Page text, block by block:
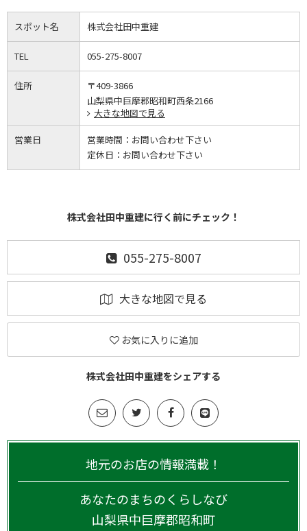
スポット名 株式会社田中重建
TEL 055-275-8007
住所
〒409-3866
山梨県中巨摩郡昭和町西条2166
大きな地図で見る
営業日 営業時間： お問い合わせ下さい
定休日： お問い合わせ下さい
株式会社田中重建に行く前にチェック！
055-275-8007
大きな地図で見る
お気に入りに追加
株式会社田中重建をシェアする
地元のお店の情報満載！
あなたのまちのくらしなび
山梨県中巨摩郡昭和町